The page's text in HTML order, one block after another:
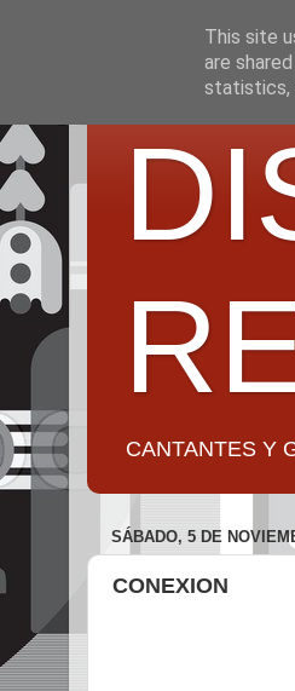
CANTANTES Y
SÁBADO, 5 DE
CONEXION
This site
are
statistics,